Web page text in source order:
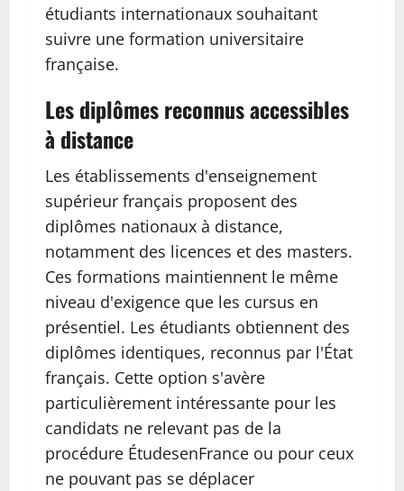
étudiants internationaux souhaitant
suivre une formation universitaire
française.
Les diplômes reconnus accessibles
à distance
Les établissements d'enseignement
supérieur français proposent des
diplômes nationaux à distance,
notamment des licences et des masters.
Ces formations maintiennent le même
niveau d'exigence que les cursus en
présentiel. Les étudiants obtiennent des
diplômes identiques, reconnus par l'État
français. Cette option s'avère
particulièrement intéressante pour les
candidats ne relevant pas de la
procédure ÉtudesenFrance ou pour ceux
ne pouvant pas se déplacer